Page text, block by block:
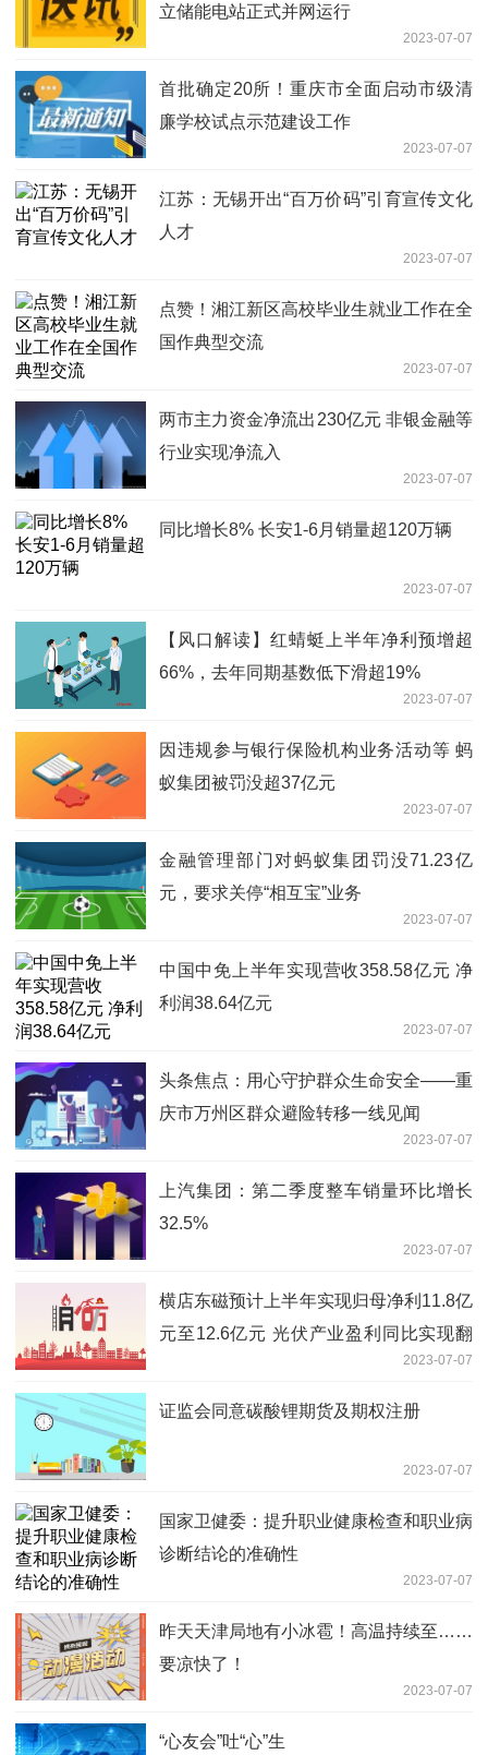
立储能电站正式并网运行
2023-07-07
首批确定20所！重庆市全面启动市级清
廉学校试点示范建设工作
2023-07-07
江苏：无锡开出“百万价码”引育宣传文化
人才
2023-07-07
点赞！湘江新区高校毕业生就业工作在全
国作典型交流
2023-07-07
两市主力资金净流出230亿元 非银金融等
行业实现净流入
2023-07-07
同比增长8% 长安1-6月销量超120万辆
2023-07-07
【风口解读】红蜻蜓上半年净利预增超
66%，去年同期基数低下滑超19%
2023-07-07
因违规参与银行保险机构业务活动等 蚂
蚁集团被罚没超37亿元
2023-07-07
金融管理部门对蚂蚁集团罚没71.23亿
元，要求关停“相互宝”业务
2023-07-07
中国中免上半年实现营收358.58亿元 净
利润38.64亿元
2023-07-07
头条焦点：用心守护群众生命安全——重
庆市万州区群众避险转移一线见闻
2023-07-07
上汽集团：第二季度整车销量环比增长
32.5%
2023-07-07
横店东磁预计上半年实现归母净利11.8亿
元至12.6亿元 光伏产业盈利同比实现翻
2023-07-07
证监会同意碳酸锂期货及期权注册
2023-07-07
国家卫健委：提升职业健康检查和职业病
诊断结论的准确性
2023-07-07
昨天天津局地有小冰雹！高温持续至……
要凉快了！
2023-07-07
“心友会”吐“心”生